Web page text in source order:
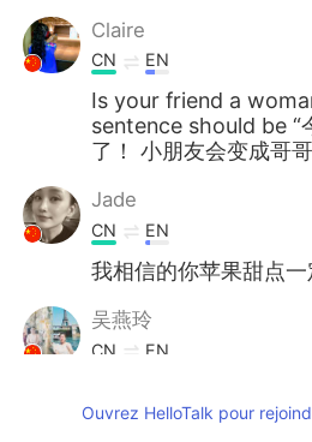
Claire
CN EN
Is your friend a
sentence should be “
了！ 小朋友会变成哥
Jade
CN EN
我相信的你苹果甜点
吴燕玲
CN EN
Ouvrez HelloTalk pour